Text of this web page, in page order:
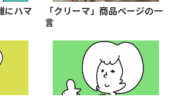
にハマ
「クリーマ」商品ページの一
言